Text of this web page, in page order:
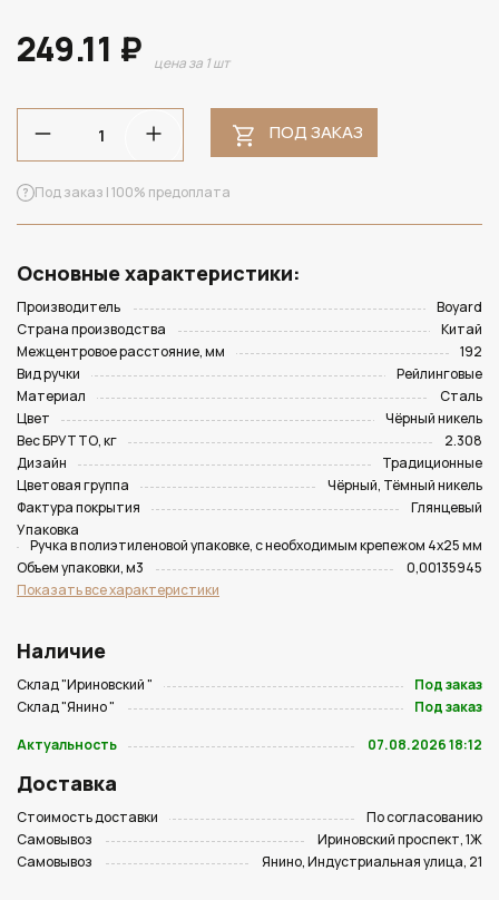
249.11 ₽ цена за 1 шт
ПОД ЗАКАЗ
Под заказ | 100% предоплата
Основные характеристики:
Производитель
Boyard
Страна производства
Китай
Межцентровое расстояние, мм
192
Вид ручки
Рейлинговые
Материал
Сталь
Цвет
Чёрный никель
Вес БРУТТО, кг
2.308
Дизайн
Традиционные
Цветовая группа
Чёрный, Тёмный никель
Фактура покрытия
Глянцевый
Упаковка
Ручка в полиэтиленовой упаковке, с необходимым крепежом 4х25 мм
Объем упаковки, м3
0,00135945
Показать все характеристики
Наличие
Склад "Ириновский "
Под заказ
Склад "Янино "
Под заказ
Актуальность
07.08.2026 18:12
Доставка
Стоимость доставки
По согласованию
Самовывоз
Ириновский проспект, 1Ж
Самовывоз
Янино, Индустриальная улица, 21